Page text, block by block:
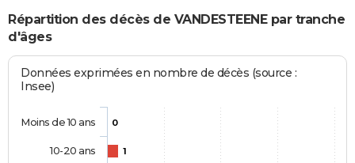
Répartition des décès de VANDESTEENE par tranche
d'âges
Données exprimées en nombre de décès (source :
Insee)
0
1
Moins de 10 ans
10-20 ans